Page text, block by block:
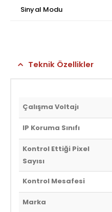
Sinyal Modu
Teknik Özellikler
Çalışma Voltajı
IP Koruma Sınıfı
Kontrol Ettiği Pixel
Sayısı
Kontrol Mesafesi
Marka